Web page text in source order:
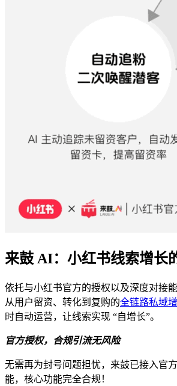
来鼓 AI：小红书线索增长
依托与小红书官方的授权以及深度对接
从用户留资、转化到复购的全链路私域
时自动运营，让线索实现 “自增长”。​
官方授权，合规引流无风险​
无需再为封号问题担忧，来鼓已接入官
能，核心功能完全合规！​